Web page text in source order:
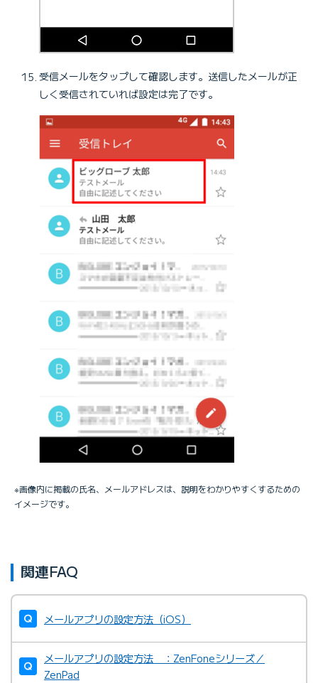
受信メールをタップして確認します。送信したメールが正
しく受信されていれば設定は完了です。
※画像内に掲載の氏名、メールアドレスは、説明をわかりやすくするための
イメージです。
関連FAQ
メールアプリの設定方法（iOS）
メールアプリの設定方法 ：ZenFoneシリーズ／
ZenPad